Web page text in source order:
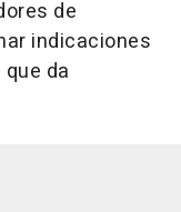
de
indicaciones
da